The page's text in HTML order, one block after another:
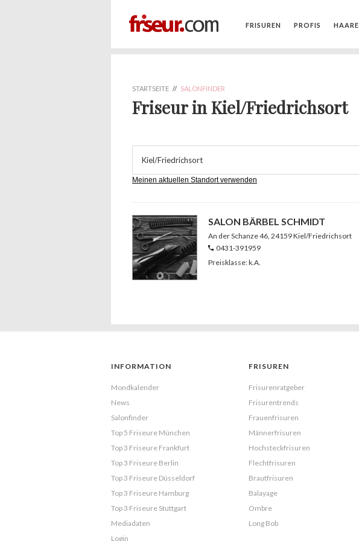
FRISUREN PROFIS HAARE
STARTSEITE // SALONFINDER
Friseur in Kiel/Friedrichsort
Meinen aktuellen Standort verwenden
SALON BÄRBEL SCHMIDT
An der Schanze 46, 24159 Kiel/Friedrichsort
0431-391959
Preisklasse: k.A.
INFORMATION
Mondkalender
News
Salonfinder
Top 5 Friseure München
Top 3 Friseure Frankfurt
Top 3 Friseure Berlin
Top 3 Friseure Düsseldorf
Top 3 Friseure Hamburg
Top 3 Friseure Stuttgart
Mediadaten
Login
FRISUREN
Frisurenratgeber
Frisurentrends
Frauenfrisuren
Männerfrisuren
Hochsteckfrisuren
Flechtfrisuren
Brautfrisuren
Balayage
Ombre
Long Bob